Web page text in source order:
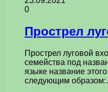
0
Прострел
Прострел луговой
семейства под
языке название
следующим